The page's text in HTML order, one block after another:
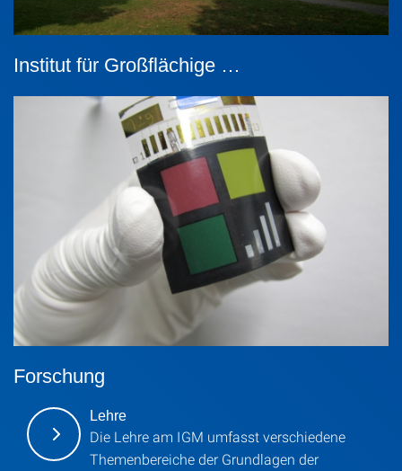
Institut für Großflächige …
Forschung
Lehre
Die Lehre am IGM umfasst verschiedene
Themenbereiche der Grundlagen der